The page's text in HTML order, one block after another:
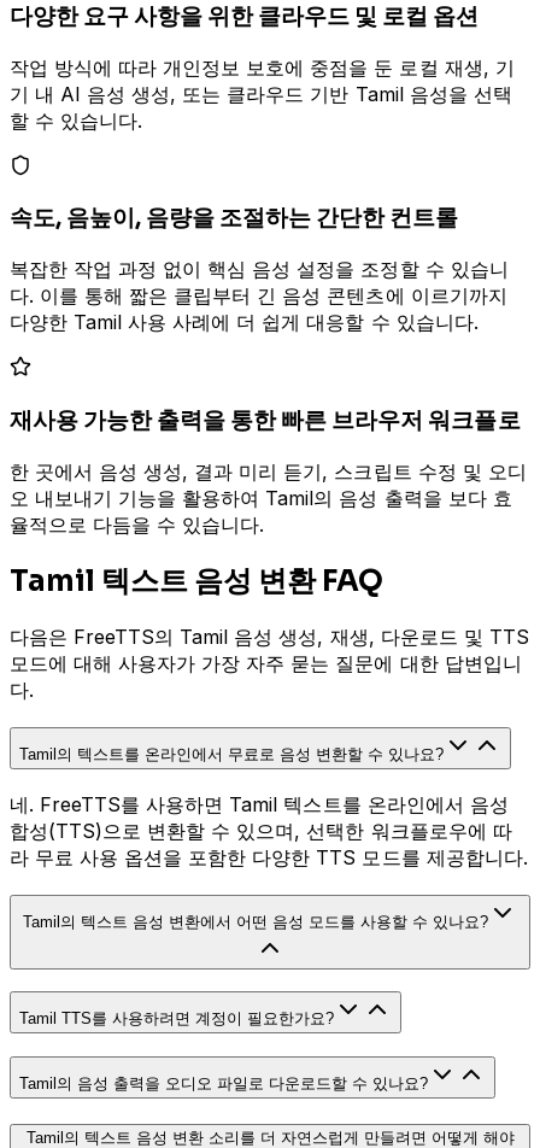
다양한 요구 사항을 위한 클라우드 및 로컬 옵션
작업 방식에 따라 개인정보 보호에 중점을 둔 로컬 재생, 기
기 내 AI 음성 생성, 또는 클라우드 기반 Tamil 음성을 선택
할 수 있습니다.
속도, 음높이, 음량을 조절하는 간단한 컨트롤
복잡한 작업 과정 없이 핵심 음성 설정을 조정할 수 있습니
다. 이를 통해 짧은 클립부터 긴 음성 콘텐츠에 이르기까지
다양한 Tamil 사용 사례에 더 쉽게 대응할 수 있습니다.
재사용 가능한 출력을 통한 빠른 브라우저 워크플로
한 곳에서 음성 생성, 결과 미리 듣기, 스크립트 수정 및 오디
오 내보내기 기능을 활용하여 Tamil의 음성 출력을 보다 효
율적으로 다듬을 수 있습니다.
Tamil 텍스트 음성 변환 FAQ
다음은 FreeTTS의 Tamil 음성 생성, 재생, 다운로드 및 TTS
모드에 대해 사용자가 가장 자주 묻는 질문에 대한 답변입니
다.
Tamil의 텍스트를 온라인에서 무료로 음성 변환할 수 있나요?
네. FreeTTS를 사용하면 Tamil 텍스트를 온라인에서 음성
합성(TTS)으로 변환할 수 있으며, 선택한 워크플로우에 따
라 무료 사용 옵션을 포함한 다양한 TTS 모드를 제공합니다.
Tamil의 텍스트 음성 변환에서 어떤 음성 모드를 사용할 수 있나요?
Tamil TTS를 사용하려면 계정이 필요한가요?
Tamil의 음성 출력을 오디오 파일로 다운로드할 수 있나요?
Tamil의 텍스트 음성 변환 소리를 더 자연스럽게 만들려면 어떻게 해야